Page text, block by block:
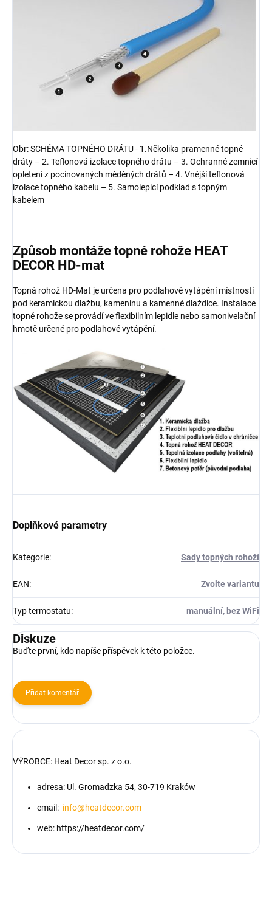
Obr: SCHÉMA TOPNÉHO DRÁTU - 1.Několika pramenné topné
dráty – 2. Teflonová izolace topného drátu – 3. Ochranné zemnicí
opletení z pocínovaných měděných drátů – 4. Vnější teflonová
izolace topného kabelu – 5. Samolepicí podklad s topným
kabelem
Způsob montáže topné rohože HEAT
DECOR HD-mat
Topná rohož HD-Mat je určena pro podlahové vytápění místností
pod keramickou dlažbu, kameninu a kamenné dlaždice. Instalace
topné rohože se provádí ve flexibilním lepidle nebo samonivelační
hmotě určené pro podlahové vytápění.
Doplňkové parametry
Kategorie: Sady topných rohoží
EAN: Zvolte variantu
Typ termostatu: manuální, bez WiFi
Diskuze
Buďte první, kdo napíše příspěvek k této položce.
Přidat komentář
VÝROBCE: Heat Decor sp. z o.o.
adresa: Ul. Gromadzka 54, 30-719 Kraków
email: info@heatdecor.com
web: https://heatdecor.com/